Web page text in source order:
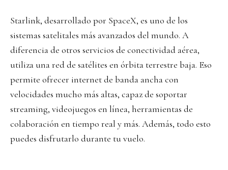
Starlink, desarrollado por SpaceX, es uno de los
sistemas satelitales más avanzados del mundo. A
diferencia de otros servicios de conectividad aérea,
utiliza una red de satélites en órbita terrestre baja. Eso
permite ofrecer internet de banda ancha con
velocidades mucho más altas, capaz de soportar
streaming, videojuegos en línea, herramientas de
colaboración en tiempo real y más. Además, todo esto
puedes disfrutarlo durante tu vuelo.